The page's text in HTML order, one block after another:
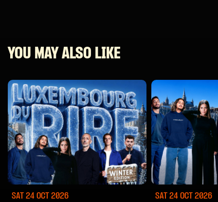
YOU MAY ALSO LIKE
SAT 24 OCT 2026 SAT 24 OCT 2026